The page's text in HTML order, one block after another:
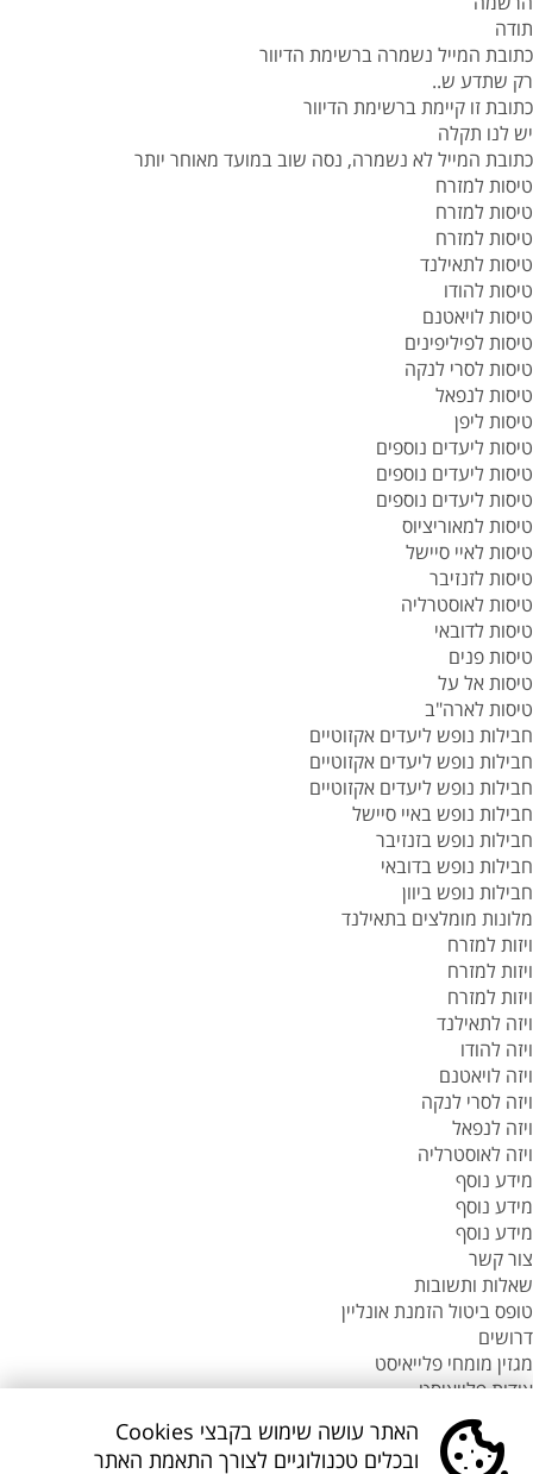
תודה
כתובת המייל נשמרה ברשימת הדיוור
רק שתדע ש..
כתובת זו קיימת ברשימת הדיוור
יש לנו תקלה
כתובת המייל לא נשמרה, נסה שוב במועד מאוחר יותר
טיסות למזרח
טיסות למזרח
טיסות למזרח
טיסות לתאילנד
טיסות להודו
טיסות לויאטנם
טיסות לפיליפינים
טיסות לסרי לנקה
טיסות לנפאל
טיסות ליפן
טיסות ליעדים נוספים
טיסות ליעדים נוספים
טיסות ליעדים נוספים
טיסות למאוריציוס
טיסות לאיי סיישל
טיסות לזנזיבר
טיסות לאוסטרליה
טיסות לדובאי
טיסות פנים
טיסות אל על
טיסות לארה"ב
חבילות נופש ליעדים אקזוטיים
חבילות נופש ליעדים אקזוטיים
חבילות נופש ליעדים אקזוטיים
חבילות נופש באיי סיישל
חבילות נופש בזנזיבר
חבילות נופש בדובאי
חבילות נופש ביוון
מלונות מומלצים בתאילנד
ויזות למזרח
ויזות למזרח
ויזות למזרח
ויזה לתאילנד
ויזה להודו
ויזה לויאטנם
ויזה לסרי לנקה
ויזה לנפאל
ויזה לאוסטרליה
מידע נוסף
מידע נוסף
מידע נוסף
צור קשר
שאלות ותשובות
טופס ביטול הזמנת אונליין
דרושים
מגזין מומחי פלייאיסט
אודות פלייאיסט
סניפי flyeast בעולם
סניפי flyeast בעולם
האתר עושה שימוש בקבצי Cookies
ובכלים טכנולוגיים לצורך התאמת האתר